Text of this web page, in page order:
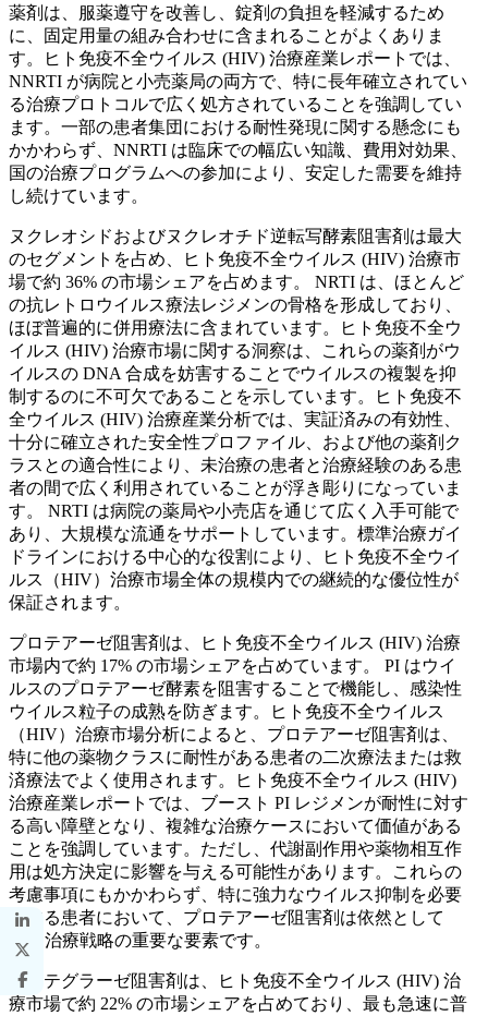
薬剤は、服薬遵守を改善し、錠剤の負担を軽減するため
に、固定用量の組み合わせに含まれることがよくありま
す。ヒト免疫不全ウイルス (HIV) 治療産業レポートでは、
NNRTI が病院と小売薬局の両方で、特に長年確立されてい
る治療プロトコルで広く処方されていることを強調してい
ます。一部の患者集団における耐性発現に関する懸念にも
かかわらず、NNRTI は臨床での幅広い知識、費用対効果、
国の治療プログラムへの参加により、安定した需要を維持
し続けています。
ヌクレオシドおよびヌクレオチド逆転写酵素阻害剤は最大
のセグメントを占め、ヒト免疫不全ウイルス (HIV) 治療市
場で約 36% の市場シェアを占めます。 NRTI は、ほとんど
の抗レトロウイルス療法レジメンの骨格を形成しており、
ほぼ普遍的に併用療法に含まれています。ヒト免疫不全ウ
イルス (HIV) 治療市場に関する洞察は、これらの薬剤がウ
イルスの DNA 合成を妨害することでウイルスの複製を抑
制するのに不可欠であることを示しています。ヒト免疫不
全ウイルス (HIV) 治療産業分析では、実証済みの有効性、
十分に確立された安全性プロファイル、および他の薬剤ク
ラスとの適合性により、未治療の患者と治療経験のある患
者の間で広く利用されていることが浮き彫りになっていま
す。 NRTI は病院の薬局や小売店を通じて広く入手可能で
あり、大規模な流通をサポートしています。標準治療ガイ
ドラインにおける中心的な役割により、ヒト免疫不全ウイ
ルス（HIV）治療市場全体の規模内での継続的な優位性が
保証されます。
プロテアーゼ阻害剤は、ヒト免疫不全ウイルス (HIV) 治療
市場内で約 17% の市場シェアを占めています。 PI はウイ
ルスのプロテアーゼ酵素を阻害することで機能し、感染性
ウイルス粒子の成熟を防ぎます。ヒト免疫不全ウイルス
（HIV）治療市場分析によると、プロテアーゼ阻害剤は、
特に他の薬物クラスに耐性がある患者の二次療法または救
済療法でよく使用されます。ヒト免疫不全ウイルス (HIV)
治療産業レポートでは、ブースト PI レジメンが耐性に対す
る高い障壁となり、複雑な治療ケースにおいて価値がある
ことを強調しています。ただし、代謝副作用や薬物相互作
用は処方決定に影響を与える可能性があります。これらの
考慮事項にもかかわらず、特に強力なウイルス抑制を必要
とする患者において、プロテアーゼ阻害剤は依然として
HIV 治療戦略の重要な要素です。
インテグラーゼ阻害剤は、ヒト免疫不全ウイルス (HIV) 治
療市場で約 22% の市場シェアを占めており、最も急速に普